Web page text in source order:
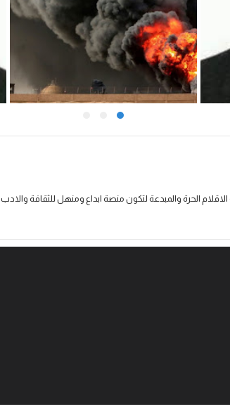
الحرة والمبدعة لتكون منصة ابداع ومنهل للثقافة والادب